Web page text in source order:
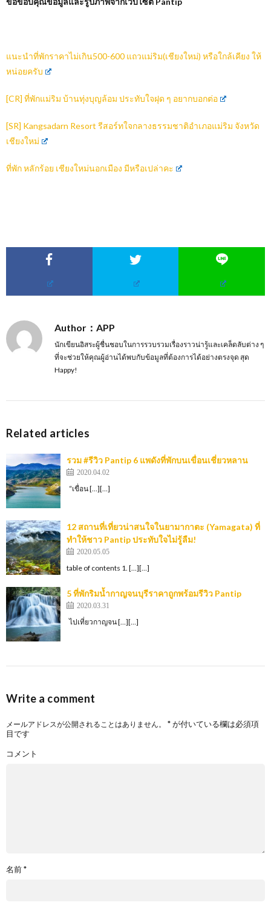
แนะนำที่พักราคาไม่เกิน500-600 แถวแม่ริม(เชียงใหม่) หรือใกล้เคียง ให้
หน่อยครับ
[CR] ที่พักแม่ริม บ้านทุ่งบุญล้อม ประทับใจฝุด ๆ อยากบอกต่อ
[SR] Kangsadarn Resort รีสอร์ทใจกลางธรรมชาติอำเภอแม่ริม จังหวัด
เชียงใหม่
ที่พัก หลักร้อย เชียงใหม่นอกเมือง มีหรือเปล่าคะ
Author：APP
นักเขียนอิสระผู้ชื่นชอบในการรวบรวมเรื่องราวน่ารู้และเคล็ดลับต่าง ๆ
ที่จะช่วยให้คุณผู้อ่านได้พบกับข้อมูลที่ต้องการได้อย่างตรงจุด สุด
Happy!
Related articles
รวม #รีวิว Pantip 6 แพดังที่พักบนเขื่อนเชี่ยวหลาน
2020.04.02
“เขื่อน […][…]
12 สถานที่เที่ยวน่าสนใจในยามากาตะ (Yamagata) ที่
ทำให้ชาว Pantip ประทับใจไม่รู้ลืม!
2020.05.05
table of contents 1. […][…]
5 ที่พักริมน้ำกาญจนบุรีราคาถูกพร้อมรีวิว Pantip
2020.03.31
ไปเที่ยวกาญจน […][…]
Write a comment
メールアドレスが公開されることはありません。 *が付いている欄は必須項
目です
コメント
名前*